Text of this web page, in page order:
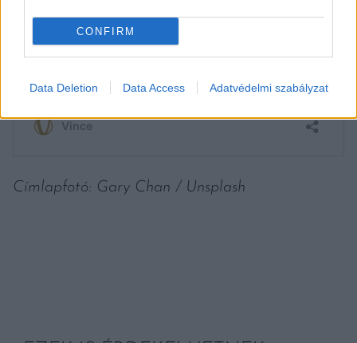
CONFIRM
Data Deletion Data Access Adatvédelmi szabályzat
Címlapfotó: Gary Chan / Unsplash